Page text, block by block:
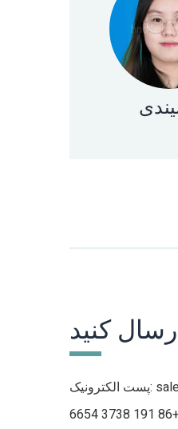
کنید
پست الکترونیک:
+86 191